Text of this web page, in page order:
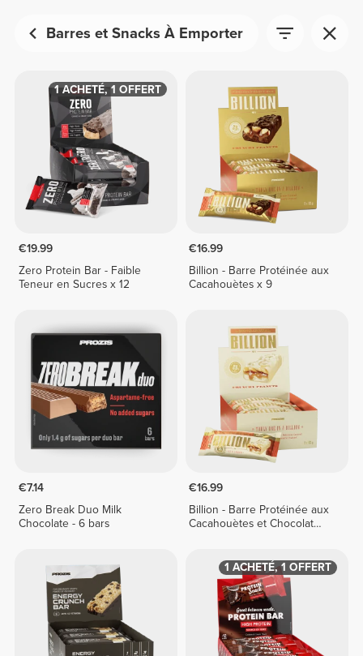
Barres et Snacks À Emporter
1 ACHETÉ, 1 OFFERT
€19.99
Zero Protein Bar - Faible
Teneur en Sucres x 12
€16.99
Billion - Barre Protéinée aux
Cacahouètes x 9
€7.14
Zero Break Duo Milk
Chocolate - 6 bars
€16.99
Billion - Barre Protéinée aux
Cacahouètes et Chocolat
1 ACHETÉ, 1 OFFERT